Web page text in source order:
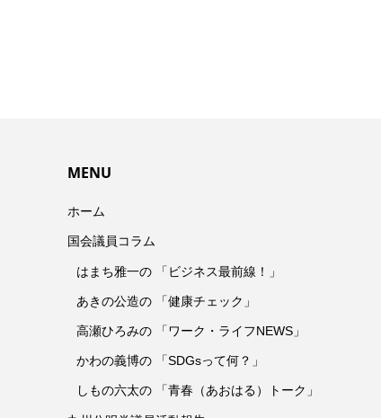
MENU
ホーム
国会議員コラム
はまち雅一の 「ビジネス最前線！」
あきの公造の 「健康チェック」
高瀬ひろみの 「ワーク・ライフNEWS」
かわの義博の 「SDGsって何？」
しもの六太の 「青春（あおはる）トーク」